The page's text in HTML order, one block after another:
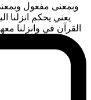
وبمعنى مفعول
يعني يحكم انزلنا
القرآن في وانزلنا